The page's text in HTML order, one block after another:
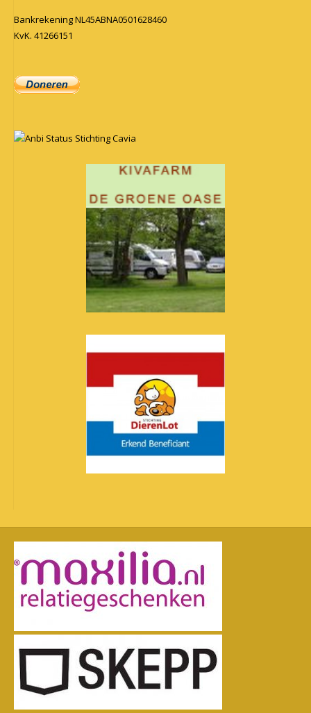
Bankrekening NL45ABNA0501628460
KvK. 41266151
Anbi Status Stichting Cavia